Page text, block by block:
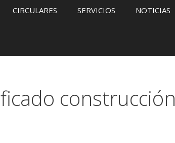
CIRCULARES SERVICIOS NOTICIAS
construcción